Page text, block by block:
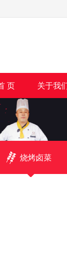
页 关于我
烧烤卤菜